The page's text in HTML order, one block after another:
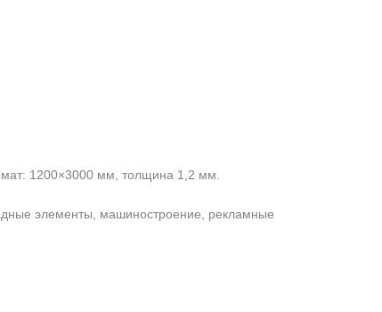
1200×3000 мм, толщина 1,2 мм.
элементы, машиностроение, рекламные